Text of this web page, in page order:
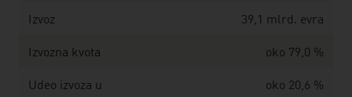
Izvoz 39,1 mlrd. evra
Izvozna kvota oko 79,0 %
Udeo izvoza u
oko 20,6 %